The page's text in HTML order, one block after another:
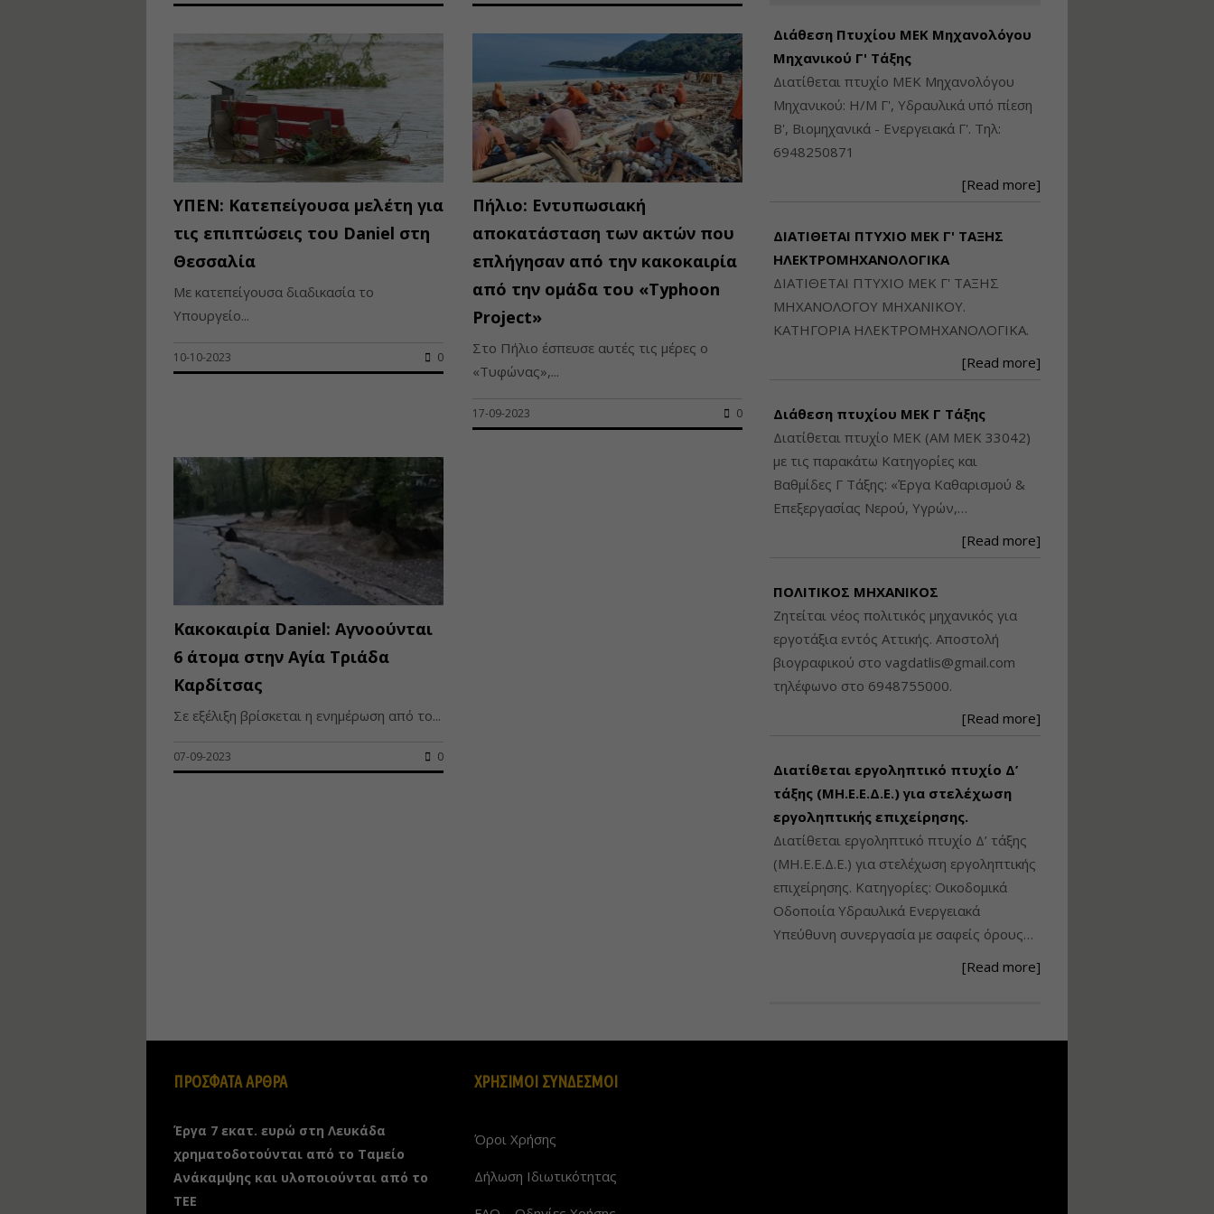
ΥΠΕΝ: Κατεπείγουσα μελέτη για
τις επιπτώσεις του Daniel στη
Θεσσαλία
Με κατεπείγουσα διαδικασία το
Υπουργείο...
10-10-2023 0
Πήλιο: Εντυπωσιακή
αποκατάσταση των ακτών που
επλήγησαν από την κακοκαιρία
από την ομάδα του «Typhoon
Project»
Στο Πήλιο έσπευσε αυτές τις μέρες ο
«Τυφώνας»,...
17-09-2023 0
Κακοκαιρία Daniel: Αγνοούνται
6 άτομα στην Αγία Τριάδα
Καρδίτσας
Σε εξέλιξη βρίσκεται η ενημέρωση από το...
07-09-2023 0
Διάθεση Πτυχίου ΜΕΚ Μηχανολόγου
Μηχανικού Γ' Τάξης
Διατίθεται πτυχίο ΜΕΚ Μηχανολόγου
Μηχανικού: Η/Μ Γ', Υδραυλικά υπό πίεση
Β', Βιομηχανικά - Ενεργειακά Γ'. Τηλ:
6948250871
[Read more]
ΔΙΑΤΙΘΕΤΑΙ ΠΤΥΧΙΟ ΜΕΚ Γ' ΤΑΞΗΣ
ΗΛΕΚΤΡΟΜΗΧΑΝΟΛΟΓΙΚΑ
ΔΙΑΤΙΘΕΤΑΙ ΠΤΥΧΙΟ ΜΕΚ Γ' ΤΑΞΗΣ
ΜΗΧΑΝΟΛΟΓΟΥ ΜΗΧΑΝΙΚΟΥ.
ΚΑΤΗΓΟΡΙΑ ΗΛΕΚΤΡΟΜΗΧΑΝΟΛΟΓΙΚΑ.
[Read more]
Διάθεση πτυχίου ΜΕΚ Γ Τάξης
Διατίθεται πτυχίο ΜΕΚ (ΑΜ ΜΕΚ 33042)
με τις παρακάτω Κατηγορίες και
Βαθμίδες Γ Τάξης: «Έργα Καθαρισμού &
Επεξεργασίας Νερού, Υγρών,…
[Read more]
ΠΟΛΙΤΙΚΟΣ ΜΗΧΑΝΙΚΟΣ
Ζητείται νέος πολιτικός μηχανικός για
εργοτάξια εντός Αττικής. Αποστολή
βιογραφικού στο vagdatlis@gmail.com
τηλέφωνο στο 6948755000.
[Read more]
Διατίθεται εργοληπτικό πτυχίο Δ’
τάξης (ΜΗ.Ε.Ε.Δ.Ε.) για στελέχωση
εργοληπτικής επιχείρησης.
Διατίθεται εργοληπτικό πτυχίο Δ’ τάξης
(ΜΗ.Ε.Ε.Δ.Ε.) για στελέχωση εργοληπτικής
επιχείρησης. Κατηγορίες: Οικοδομικά
Οδοποιία Υδραυλικά Ενεργειακά
Υπεύθυνη συνεργασία με σαφείς όρους…
[Read more]
ΠΡΟΣΦΑΤΑ ΑΡΘΡΑ
Έργα 7 εκατ. ευρώ στη Λευκάδα
χρηματοδοτούνται από το Ταμείο
Ανάκαμψης και υλοποιούνται από το
ΤΕΕ
ΧΡΗΣΙΜΟΙ ΣΥΝΔΕΣΜΟΙ
Όροι Χρήσης
Δήλωση Ιδιωτικότητας
Αυτοτελούς
Εισηγήτρια:Αναστασία Μητρακάκη
Τιμή από: €140.00
Εισηγήτρια:Γραμματή Μπακλατσή
Διάρκεια: 8 ώρες
τεχνολογίας
Διαχείρισης
Εισηγητής: Στέφανος Τουλόγλου
Εισηγητής: Λάμπρος Κίσσας
Διάρκεια: 6 ώρες
Ανάθεση – Εκτέλεση –
Επίβλεψη Δημοσίων
Έργων με τον
Εισηγητής:
Τιμή από: €220.00
Διάρκεια: 18 ώρες
και τεχνική